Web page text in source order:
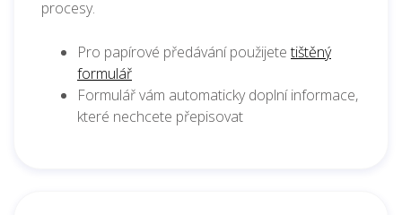
procesy.
Pro papírové předávání použijetetištěný
formulář
Formulář vám automaticky doplní informace,
které nechcete přepisovat